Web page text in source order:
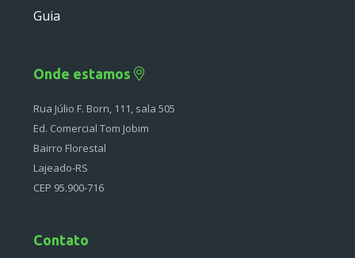
Errors
Indices
Files
Guia
Onde estamos
Rua Júlio F. Born, 111, sala 505
Ed. Comercial Tom Jobim
Bairro Florestal
Lajeado-RS
CEP 95.900-716
Contato